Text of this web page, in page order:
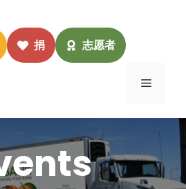
捐 志愿者
菜